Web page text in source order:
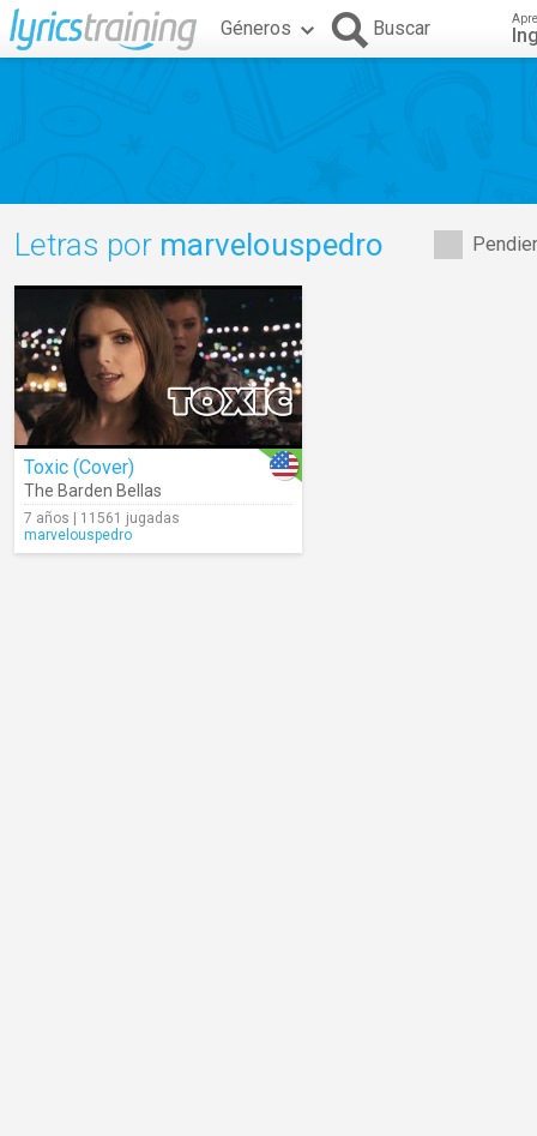
Géneros Buscar
Letras por marvelouspedro
Toxic (Cover)
The Barden Bellas
7 años | 11561 jugadas
marvelouspedro